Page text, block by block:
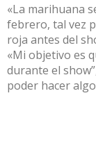
«La marihuana
febrero, tal vez
roja antes del
«Mi objetivo es
durante el
poder hacer